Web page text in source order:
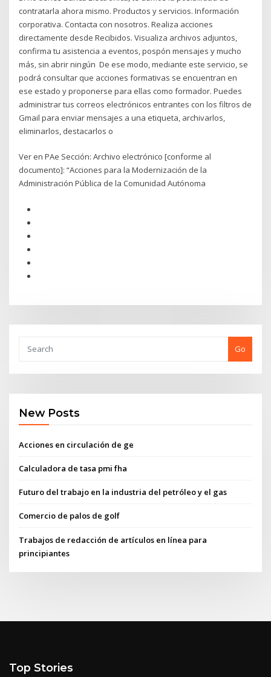
contratarla ahora mismo. Productos y servicios. Información
corporativa. Contacta con nosotros. Realiza acciones
directamente desde Recibidos. Visualiza archivos adjuntos,
confirma tu asistencia a eventos, pospón mensajes y mucho
más, sin abrir ningún De ese modo, mediante este servicio, se
podrá consultar que acciones formativas se encuentran en
ese estado y proponerse para ellas como formador. Puedes
administrar tus correos electrónicos entrantes con los filtros de
Gmail para enviar mensajes a una etiqueta, archivarlos,
eliminarlos, destacarlos o
Ver en PAe Sección: Archivo electrónico [conforme al
documento]: “Acciones para la Modernización de la
Administración Pública de la Comunidad Autónoma
Go
New Posts
Acciones en circulación de ge
Calculadora de tasa pmi fha
Futuro del trabajo en la industria del petróleo y el gas
Comercio de palos de golf
Trabajos de redacción de artículos en línea para
principiantes
Top Stories